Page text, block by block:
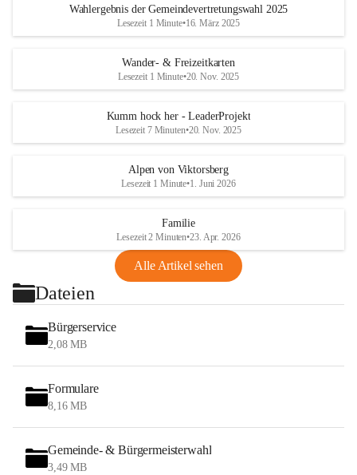
Wahlergebnis der Gemeindevertretungswahl 2025
Lesezeit 1 Minute•16. März 2025
Wander- & Freizeitkarten
Lesezeit 1 Minute•20. Nov. 2025
Kumm hock her - LeaderProjekt
Lesezeit 7 Minuten•20. Nov. 2025
Alpen von Viktorsberg
Lesezeit 1 Minute•1. Juni 2026
Familie
Lesezeit 2 Minuten•23. Apr. 2026
Alle Artikel sehen
Dateien
Bürgerservice
2,08 MB
Formulare
8,16 MB
Gemeinde- & Bürgermeisterwahl
3,49 MB